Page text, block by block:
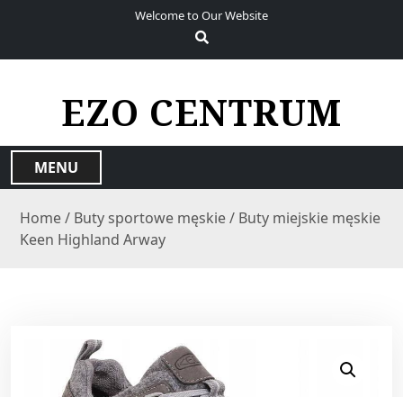
Welcome to Our Website
EZO CENTRUM
MENU
Home/ Buty sportowe męskie/ Buty miejskie męskie
Keen Highland Arway